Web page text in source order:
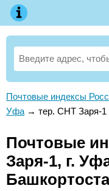
Почтовые индексы
Уфа → тер. СНТ Заря-1
Почтовые
Заря-1, г.